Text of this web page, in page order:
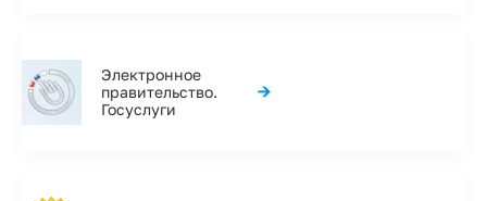
Электронное
правительство.
Госуслуги
→